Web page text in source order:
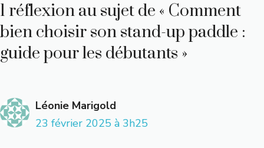
1 réflexion au sujet de « Comment
bien choisir son stand-up paddle :
guide pour les débutants »
Léonie Marigold
23 février 2025 à 3h25